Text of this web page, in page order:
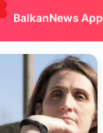
BalkanNews App